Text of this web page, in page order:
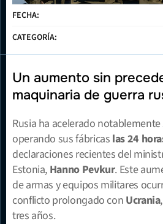
FECHA:
CATEGORÍA:
Un aumento sin
maquinaria de guerra
Rusia ha acelerado notablemente
operando sus fábricas las 24
declaraciones recientes del
Estonia, Hanno Pevkur. Este
de armas y equipos militares
conflicto prolongado con Ucrania
tres años.